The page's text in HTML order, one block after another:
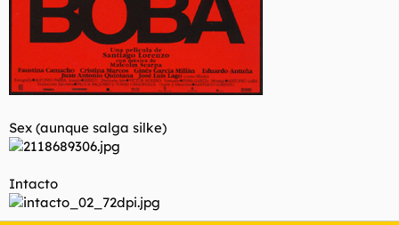
Sex (aunque salga silke)
Intacto